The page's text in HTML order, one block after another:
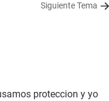
Siguiente Tema
proteccion y yo